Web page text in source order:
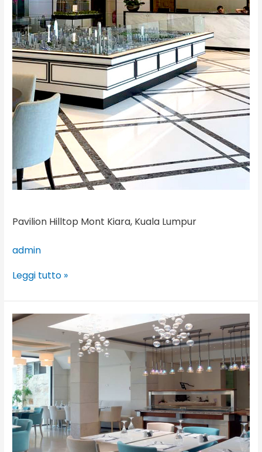
Pavilion Hilltop Mont Kiara, Kuala Lumpur
admin
Leggi tutto »
Glaros
Hersonissos